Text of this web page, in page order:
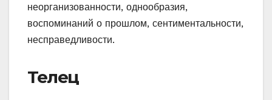
неорганизованности, однообразия,
воспоминаний о прошлом, сентиментальности,
несправедливости.
Телец